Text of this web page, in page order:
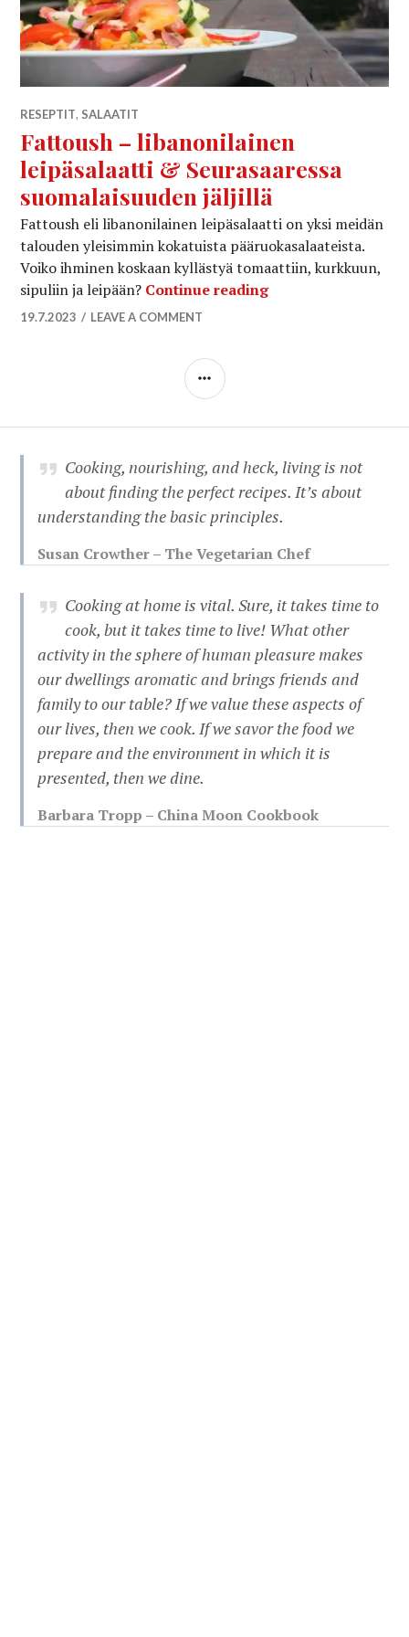
RESEPTIT, SALAATIT
Fattoush – libanonilainen
leipäsalaatti & Seurasaaressa
suomalaisuuden jäljillä
Fattoush eli libanonilainen leipäsalaatti on yksi meidän
talouden yleisimmin kokatuista pääruokasalaateista.
Voiko ihminen koskaan kyllästyä tomaattiin, kurkkuun,
sipuliin ja leipään? Continue readingFattoush –
19.7.2023 LEAVE A COMMENT
SIDEBAR
Cooking, nourishing, and heck, living is not
about finding the perfect recipes. It’s about
understanding the basic principles.
Susan Crowther – The Vegetarian Chef
Cooking at home is vital. Sure, it takes time to
cook, but it takes time to live! What other
activity in the sphere of human pleasure makes
our dwellings aromatic and brings friends and
family to our table? If we value these aspects of
our lives, then we cook. If we savor the food we
prepare and the environment in which it is
presented, then we dine.
Barbara Tropp – China Moon Cookbook